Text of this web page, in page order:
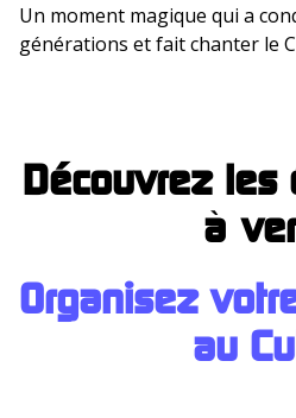
Un moment magique qui a
générations et fait chanter le
Découvrez les
à
Organisez
au